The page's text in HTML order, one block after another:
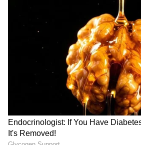
శాతం వార్షిక వడ్డీ రేటు వేసుకుంటే
శాతం రుణం పొందే అవకాశం ఉంది.
6,93,904 వరకూ రుణం పొందే
మంజూరైన తర్వాత, మీరు టయోటా
60,000 డౌన్ పేమెంట్ చేయాలి
రుణాన్ని తిరిగి చెల్లించడానికి బ్యాంక్
సంవత్సరాల కాలవ్యవధికి ప్రతి నెలా